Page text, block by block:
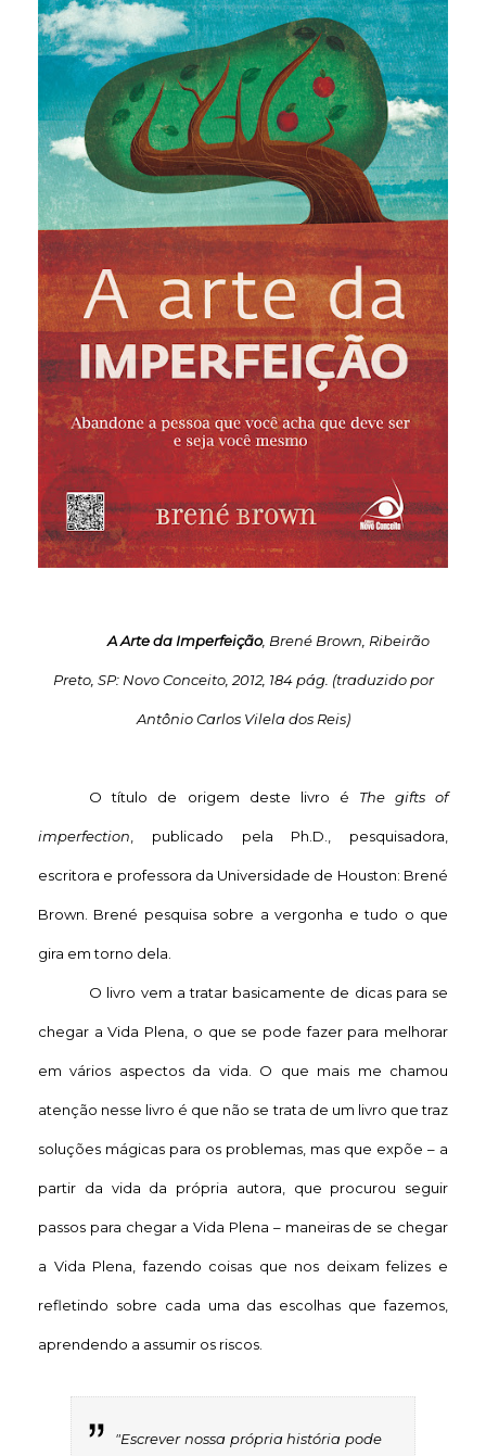
A Arte da Imperfeição, Brené Brown, Ribeirão
Preto, SP: Novo Conceito, 2012, 184 pág. (traduzido por
Antônio Carlos Vilela dos Reis)
O título de origem deste livro é The gifts of
imperfection , publicado pela Ph.D., pesquisadora,
escritora e professora da Universidade de Houston: Brené
Brown. Brené pesquisa sobre a vergonha e tudo o que
gira em torno dela.
O livro vem a tratar basicamente de dicas para se
chegar a Vida Plena, o que se pode fazer para melhorar
em vários aspectos da vida. O que mais me chamou
atenção nesse livro é que não se trata de um livro que traz
soluções mágicas para os problemas, mas que expõe – a
partir da vida da própria autora, que procurou seguir
passos para chegar a Vida Plena – maneiras de se chegar
a Vida Plena, fazendo coisas que nos deixam felizes e
refletindo sobre cada uma das escolhas que fazemos,
aprendendo a assumir os riscos.
"Escrever nossa própria história pode